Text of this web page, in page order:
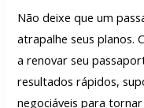
Não deixe que um
atrapalhe seus planos.
a renovar seu
resultados rápidos,
negociáveis para